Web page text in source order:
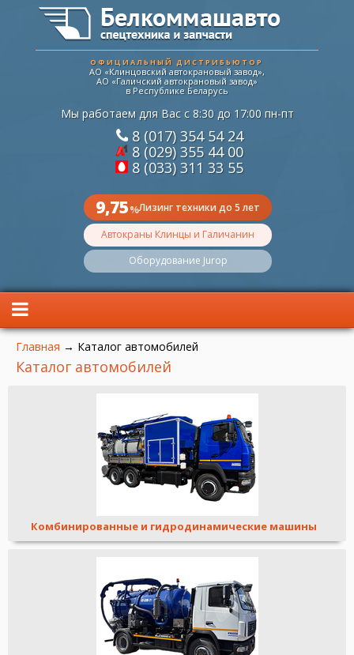
ОФИЦИАЛЬНЫЙ ДИСТРИБЬЮТОР
АО «Клинцовский автокрановый завод»,
АО «Галичский автокрановый завод»
в Республике Беларусь
Мы работаем для Вас с 8:30 до 17:00 пн-пт
8 (017) 354 54 24
8 (029) 355 44 00
8 (033) 311 33 55
9,75%Лизинг техники до 5 лет
Автокраны Клинцы и Галичанин
Оборудование Jurop
Вы здесь
Главная → Каталог автомобилей
Каталог автомобилей
Комбинированные и гидродинамические машины